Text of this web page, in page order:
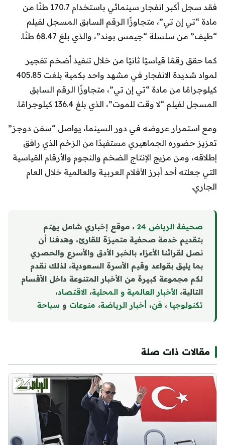
فقد سجل أكبر انفجار سينمائي باستخدام 170.7 طنًا من
مادة “تي إن تي”، متجاوزًا الرقم السابق المسجل لفيلم
“طيف” من سلسلة “جيمس بوند”، والذي بلغ 68.47 طنًا.
كما حقق رقمًا قياسيًا ثانيًا من خلال تنفيذ أضخم تفجير
لمواد شديدة الانفجار في مشهد واحد بكمية بلغت 405.85
كيلوجرامًا من مادة “تي إن تي”، متجاوزًا الرقم السابق
المسجل لفيلم “لا وقت للموت”، الذي بلغ 136.4 كيلوجرامًا.
ومع استمرار عروضه في دور السينما، يواصل “سفن دوجز”
تعزيز حضوره الجماهيري مستفيدًا من الزخم الذي رافق
إطلاقه، ومن مزيج الإنتاج الضخم والنجوم والأرقام القياسية
التي جعلته أحد أبرز الأفلام العربية والعالمية خلال العام
الجاري.
صحيفة الرياض 24
، موقع إخباري شامل يهتم
بتقديم خدمة صحفية متميزة للقارئ، وهدفنا أن
نصل لقرائنا الأعزاء بالخبر الأدق والأسرع والحصري
بما يليق بقواعد وقيم الأسرة السعودية، لذلك نقدم
لكم مجموعة كبيرة من الأخبار المتنوعة داخل الأقسام
التالية، الأخبار العالمية و المحلية، الاقتصاد،
تكنولوجيا ، فن، أخبار الرياضة، منوعات و سياحة
مقالات ذات صلة